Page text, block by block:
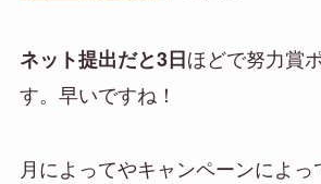
ネット提出だと3日ほどで努力賞
す。早いですね！
月によってやキャンペーンによっ